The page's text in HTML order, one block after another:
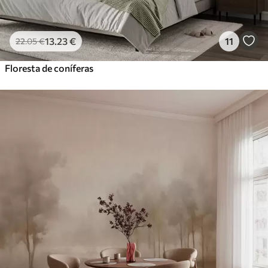
22.05€13 .23€ 11
Floresta de coníferas